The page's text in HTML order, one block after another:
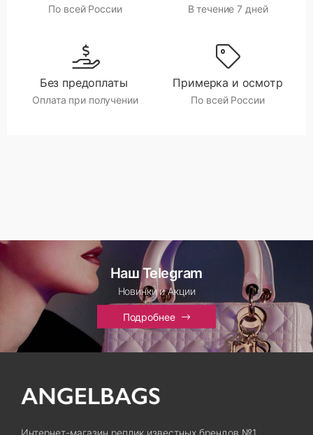
По всей России В течение 7 дней
Без предоплаты
Оплата при получении
Примерка и осмотр
По всей России
Наш Telegram
Новинки и Акции
Подробнее
Интернет-магазин реплик известных брендов №1